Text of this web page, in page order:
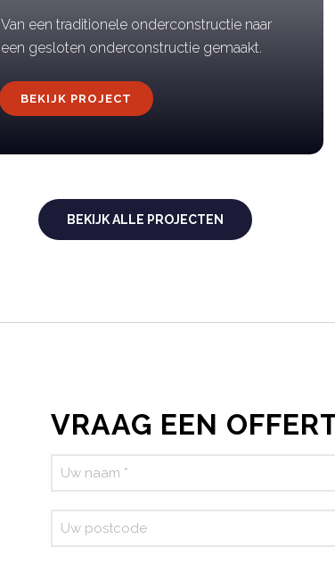
Van een traditionele onderconstructie naar
een gesloten onderconstructie gemaakt.
BEKIJK PROJECT
BEKIJK ALLE PROJECTEN
VRAAG EEN